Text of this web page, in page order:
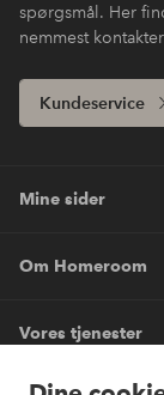
spørgsmål. Her
nemmest
Kundeservice
Mine sider
Om Homeroom
Vores tjenester